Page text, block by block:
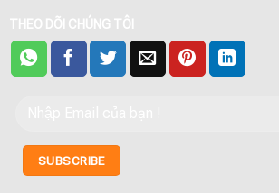
THEO DÕI CHÚNG TÔI